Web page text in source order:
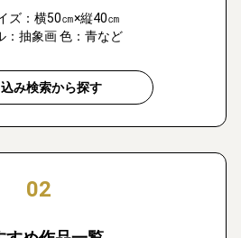
ズ：横50㎝×縦40㎝
：抽象画 色：青など
み検索から探す
02